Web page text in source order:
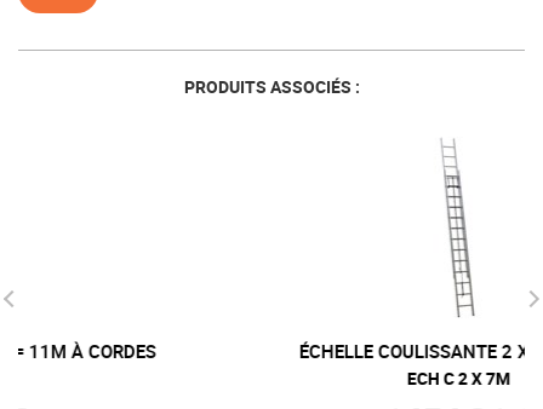
PRODUITS ASSOCIÉS :
ÉCHELLE COULISSANTE 2 X 7M = 13M